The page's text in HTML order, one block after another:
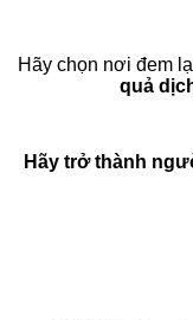
Hãy chọn nơi đem
quả
Hãy trở thành